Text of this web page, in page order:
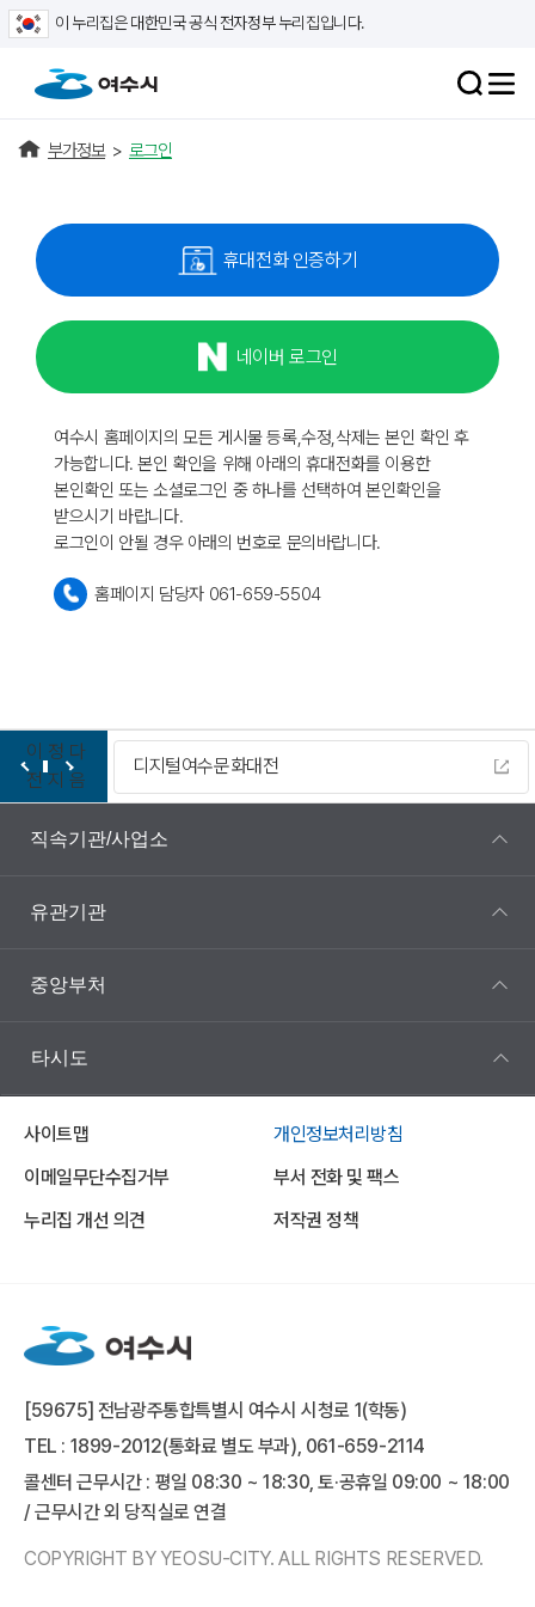
이 누리집은 대한민국 공식 전자정부 누리집입니다.
부가정보 > 로그인
휴대전화 인증하기
네이버 로그인
여수시 홈페이지의 모든 게시물 등록,수정,삭제는 본인 확인 후
가능합니다. 본인 확인을 위해 아래의 휴대전화를 이용한
본인확인 또는 소셜로그인 중 하나를 선택하여 본인확인을
받으시기 바랍니다.
로그인이 안될 경우 아래의 번호로 문의바랍니다.
홈페이지 담당자 061-659-5504
이
전
정
지
다
음
디지털여수문화대전
직속기관/사업소
유관기관
중앙부처
타시도
사이트맵
개인정보처리방침
이메일무단수집거부
부서 전화 및 팩스
누리집 개선 의견
저작권 정책
[59675] 전남광주통합특별시 여수시 시청로 1(학동)
TEL : 1899-2012(통화료 별도 부과), 061-659-2114
콜센터 근무시간 : 평일 08:30 ~ 18:30, 토·공휴일 09:00 ~ 18:00
/ 근무시간 외 당직실로 연결
COPYRIGHT BY YEOSU-CITY. ALL RIGHTS RESERVED.